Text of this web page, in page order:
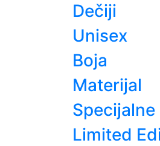
Dečiji
Unisex
Boja
Materijal
Limited